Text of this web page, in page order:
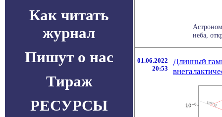
Как читать
журнал
Пишут о нас
Тираж
РЕСУРСЫ
неба,
01.06.2022
20:53
Длинный